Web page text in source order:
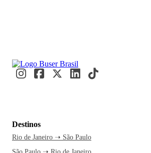
Destinos
Rio de Janeiro ➝ São Paulo